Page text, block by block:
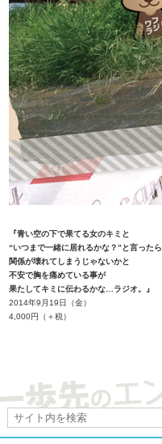
『青い空の下で果てる女のキミと
“いつまで一緒に居れるかな？”と言ったら
関係が壊れてしまうじゃないかと
不安で胸を痛めている事が
果たしてキミに伝わるかな…ラジオ。』
2014年9月19日（金）
4,000円（＋税）